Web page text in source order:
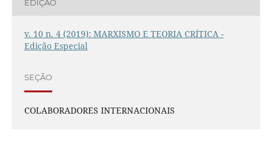
EDIÇÃO
v. 10 n. 4 (2019): MARXISMO E TEORIA CRÍTICA -
Edição Especial
SEÇÃO
COLABORADORES INTERNACIONAIS